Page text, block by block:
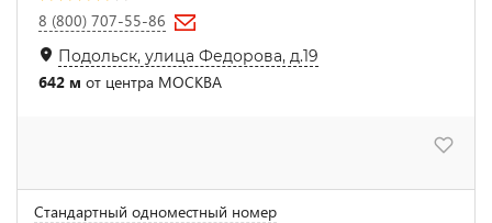
8 (800) 707-55-86
Подольск, улица Федорова, д.19
642 м от центра МОСКВА
Стандартный одноместный номер